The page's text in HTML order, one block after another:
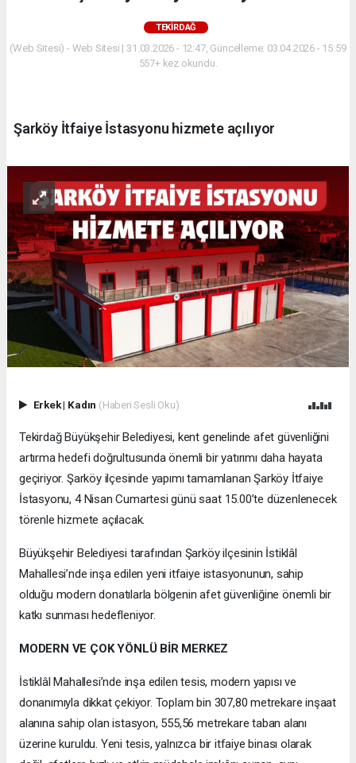
TEKIRDAĞ
(Web Sitesi) - Web Sitesi | 31.03.2026 - 12:47, Güncelleme: 03.04.2026 - 15:59
557+ kez okundu.
Şarköy İtfaiye İstasyonu hizmete açılıyor
Erkek| Kadın (Haberi Sesli Oku)
Tekirdağ Büyükşehir Belediyesi, kent genelinde afet güvenliğini
artırma hedefi doğrultusunda önemli bir yatırımı daha hayata
geçiriyor. Şarköy ilçesinde yapımı tamamlanan Şarköy İtfaiye
İstasyonu, 4 Nisan Cumartesi günü saat 15.00’te düzenlenecek
törenle hizmete açılacak.
Büyükşehir Belediyesi tarafından Şarköy ilçesinin İstiklâl
Mahallesi’nde inşa edilen yeni itfaiye istasyonunun, sahip
olduğu modern donatılarla bölgenin afet güvenliğine önemli bir
katkı sunması hedefleniyor.
MODERN VE ÇOK YÖNLÜ BİR MERKEZ
İstiklâl Mahallesi’nde inşa edilen tesis, modern yapısı ve
donanımıyla dikkat çekiyor. Toplam bin 307,80 metrekare inşaat
alanına sahip olan istasyon, 555,56 metrekare taban alanı
üzerine kuruldu. Yeni tesis, yalnızca bir itfaiye binası olarak